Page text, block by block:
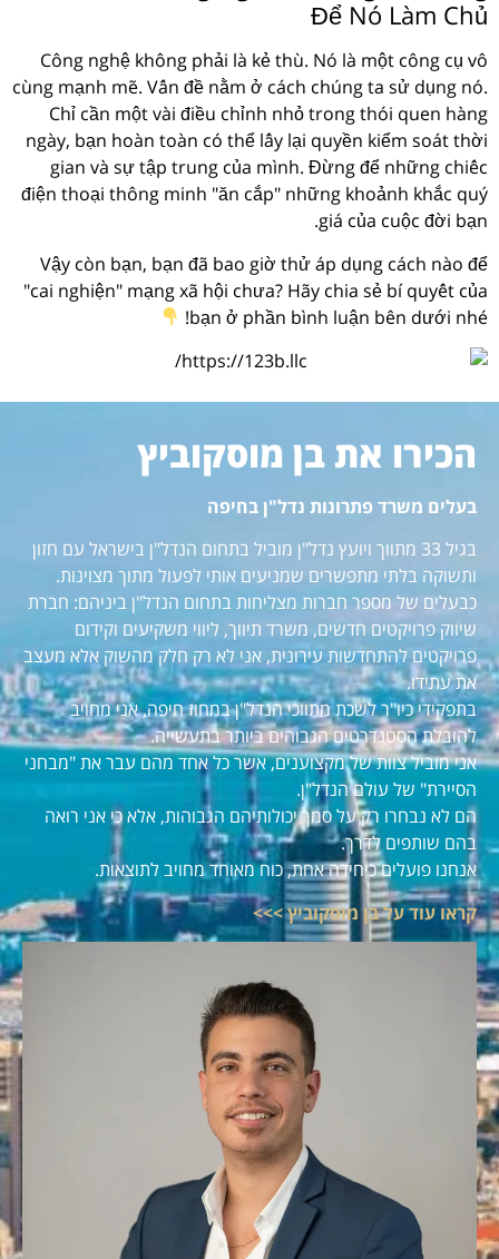
Để Nó Làm Chủ
Công nghệ không phải là kẻ thù. Nó là một công cụ vô
cùng mạnh mẽ. Vấn đề nằm ở cách chúng ta sử dụng nó.
Chỉ cần một vài điều chỉnh nhỏ trong thói quen hàng
ngày, bạn hoàn toàn có thể lấy lại quyền kiểm soát thời
gian và sự tập trung của mình. Đừng để những chiếc
điện thoại thông minh "ăn cắp" những khoảnh khắc quý
giá của cuộc đời bạn.
Vậy còn bạn, bạn đã bao giờ thử áp dụng cách nào để
"cai nghiện" mạng xã hội chưa? Hãy chia sẻ bí quyết của
bạn ở phần bình luận bên dưới nhé!
הכירו את בן מוסקוביץ
בעלים משרד פתרונות נדל"ן בחיפה
בגיל 33 מתווך ויועץ נדל"ן מוביל בתחום הנדל"ן בישראל עם חזון
ותשוקה בלתי מתפשרים שמניעים אותי לפעול מתוך מצוינות.
כבעלים של מספר חברות מצליחות בתחום הנדל"ן ביניהם: חברת
שיווק פרויקטים חדשים, משרד תיווך, ליווי משקיעים וקידום
פרויקטים להתחדשות עירונית, אני לא רק חלק מהשוק אלא מעצב
את עתידו.
בתפקידי כיו"ר לשכת מתווכי הנדל"ן במחוז חיפה, אני מחויב
להובלת הסטנדרטים הגבוהים ביותר בתעשייה.
אני מוביל צוות של מקצוענים, אשר כל אחד מהם עבר את "מבחני
הסיירת" של עולם הנדל"ן.
הם לא נבחרו רק על סמך יכולותיהם הגבוהות, אלא כי אני רואה
בהם שותפים לדרך.
אנחנו פועלים כיחידה אחת, כוח מאוחד מחויב לתוצאות.
קראו עוד על בן מוסקוביץ >>>